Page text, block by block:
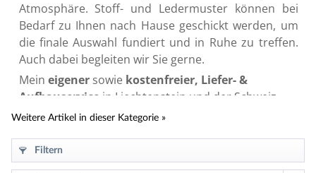
Atmosphäre. Stoff- und Ledermuster können bei
Bedarf zu Ihnen nach Hause geschickt werden, um
die finale Auswahl fundiert und in Ruhe zu treffen.
Auch dabei begleiten wir Sie gerne.
Mein eigener sowie kostenfreier, Liefer- &
Aufbauservice in Liechtenstein und der Schweiz
wird von meinem Kunden seit Jahren
Feriendomizil, izabela K. ist Ihr überregionaler
POLTRONA FRAU OUTDOOR Ansprechpartner und
Weitere Artikel in dieser Kategorie »
Filtern